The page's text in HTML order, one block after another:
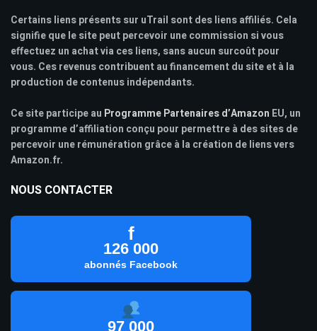
Certains liens présents sur uTrail sont des liens affiliés. Cela
signifie que le site peut percevoir une commission si vous
effectuez un achat via ces liens, sans aucun surcoût pour
vous. Ces revenus contribuent au financement du site et à la
production de contenus indépendants.
Ce site participe au Programme Partenaires d’Amazon EU, un
programme d’affiliation conçu pour permettre à des sites de
percevoir une rémunération grâce à la création de liens vers
Amazon.fr.
NOUS CONTACTER
f
126 000
abonnés Facebook
97 000